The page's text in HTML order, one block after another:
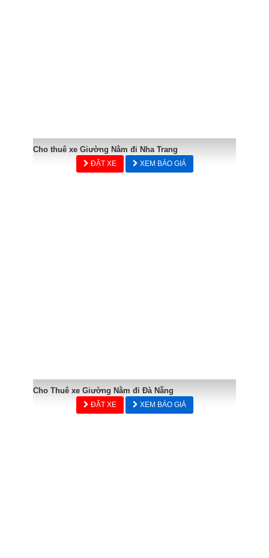
Cho thuê xe Giường Nằm đi Nha Trang
ĐẶT XE XEM BÁO GIÁ
Cho Thuê xe Giường Nằm đi Đà Nẵng
ĐẶT XE XEM BÁO GIÁ